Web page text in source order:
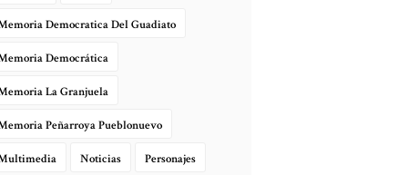
Democratica Del Guadiato
Democrática
La Granjuela
Peñarroya Pueblonuevo
Noticias Personajes